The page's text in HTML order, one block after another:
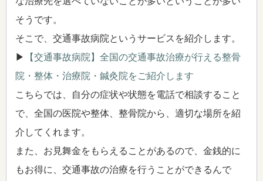
そうです。
そこで、交通事故病院というサービスを紹介します。
▶
【交通事故病院】全国の交通事故治療が行える整骨
院・整体・治療院・鍼灸院をご紹介します
こちらでは、自分の症状や状態を電話で相談すること
で、全国の医院や整体、整骨院から、適切な場所を紹
介してくれます。
また、お見舞金をもらえることがあるので、金銭的に
もお得に、交通事故の治療を行うことができるんで